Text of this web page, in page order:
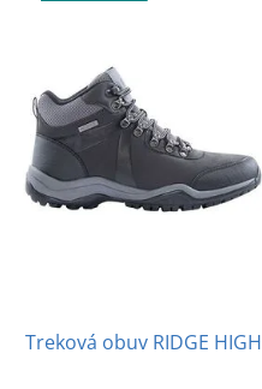
Treková obuv RIDGE HIGH